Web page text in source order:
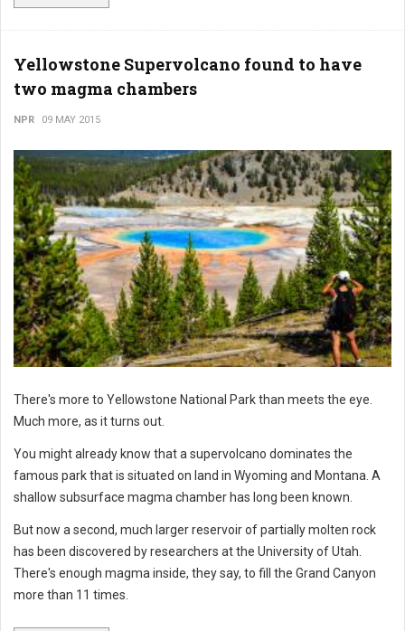
Yellowstone Supervolcano found to have
two magma chambers
NPR 09 MAY 2015
There's more to Yellowstone National Park than meets the eye.
Much more, as it turns out.
You might already know that a supervolcano dominates the
famous park that is situated on land in Wyoming and Montana. A
shallow subsurface magma chamber has long been known.
But now a second, much larger reservoir of partially molten rock
has been discovered by researchers at the University of Utah.
There's enough magma inside, they say, to fill the Grand Canyon
more than 11 times.